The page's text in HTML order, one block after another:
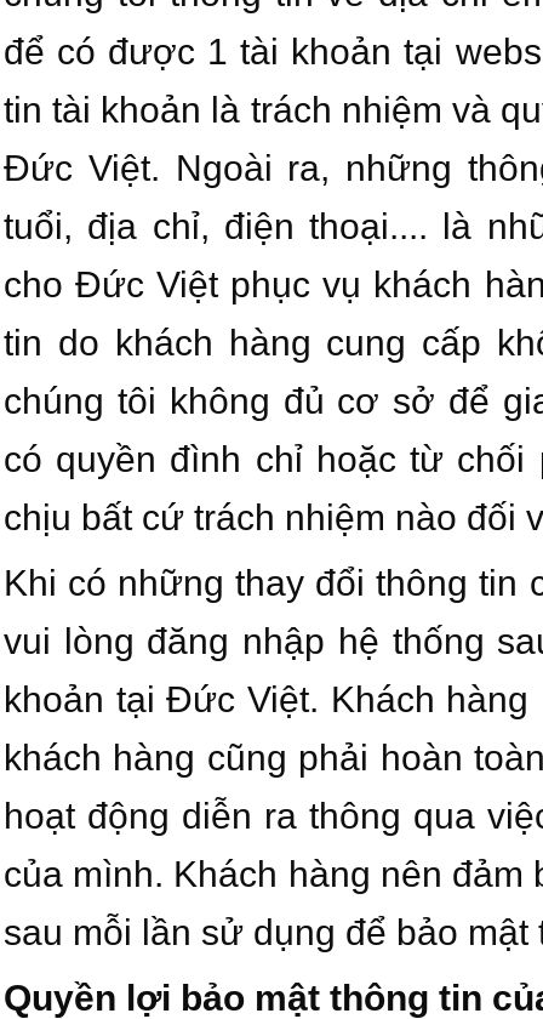
để có được 1 tài khoản tại
tin tài khoản là trách nhiệm và
Đức Việt. Ngoài ra, những
tuổi, địa chỉ, điện thoại.... là
cho Đức Việt phục vụ khách
tin do khách hàng cung cấp
chúng tôi không đủ cơ sở để
có quyền đình chỉ hoặc từ
chịu bất cứ trách nhiệm nào đối
Khi có những thay đổi thông tin
vui lòng đăng nhập hệ thống
khoản tại Đức Việt. Khách
khách hàng cũng phải hoàn
hoạt động diễn ra thông qua
của mình. Khách hàng nên
sau mỗi lần sử dụng để bảo
Quyền lợi bảo mật thông tin